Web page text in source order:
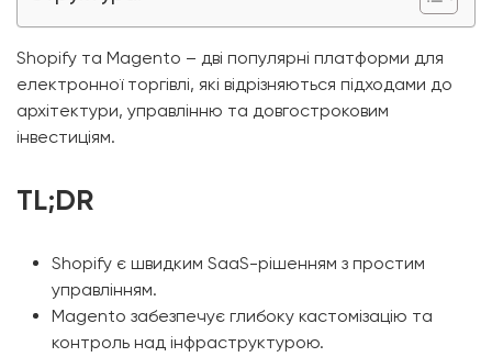
Shopify та Magento – дві популярні платформи для
електронної торгівлі, які відрізняються підходами до
архітектури, управлінню та довгостроковим
інвестиціям.
TL;DR
Shopify є швидким SaaS-рішенням з простим
управлінням.
Magento забезпечує глибоку кастомізацію та
контроль над інфраструктурою.